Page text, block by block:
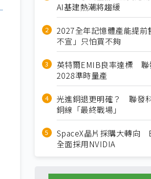
AI基建熱潮將趨緩
2027全年記憶體產能提
不宣」只怕買不夠
英特爾EMIB良率達標 聯
2028準時量產
光進銅退更明確？ 聯發
銅線「最終戰場」
SpaceX晶片採購大轉向
全面採用NVIDIA